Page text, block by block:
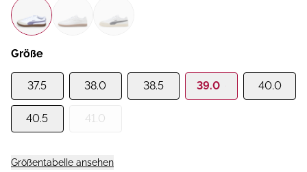
Größe
37.5 38.0 38.5 39.0 40.0
40.5 41.0
Größentabelle ansehen